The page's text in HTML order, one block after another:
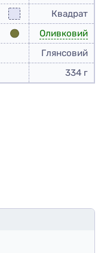
Квадрат
Оливковий
Глянсовий
334 г